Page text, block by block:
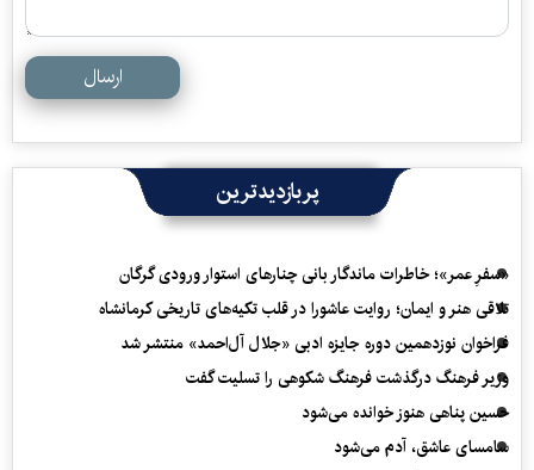
ارسال
پربازدیدترین
«سفرِ عمر»؛ خاطرات ماندگار بانی چنارهای استوار ورودی گرگان
تلاقی هنر و ایمان؛ روایت عاشورا در قلب تکیه‌های تاریخی کرمانشاه
فراخوان نوزدهمین دوره جایزه ادبی «جلال آل‌احمد» منتشر شد
وزیر فرهنگ درگذشت فرهنگ شکوهی را تسلیت گفت
حسین پناهی هنوز خوانده می‌شود
سامسای عاشق، آدم می‌شود